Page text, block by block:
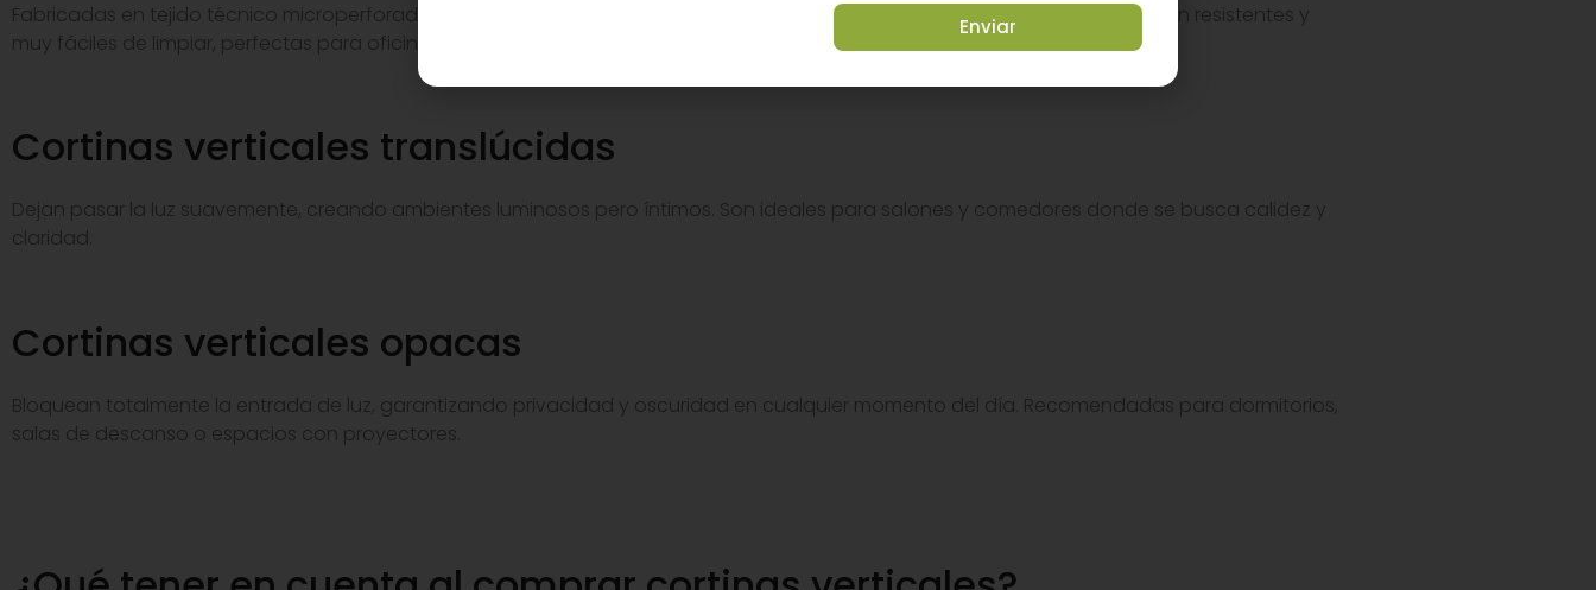
Fabricadas en tejido técnico microperforado, filtran la luz y reducen los reflejos, manteniendo la visibilidad hacia el exterior. Son resistentes y
muy fáciles de limpiar, perfectas para oficinas o salones con mucho sol.
Cortinas verticales translúcidas
Dejan pasar la luz suavemente, creando ambientes luminosos pero íntimos. Son ideales para salones y comedores donde se busca calidez y
claridad.
Cortinas verticales opacas
Bloquean totalmente la entrada de luz, garantizando privacidad y oscuridad en cualquier momento del día. Recomendadas para dormitorios,
salas de descanso o espacios con proyectores.
Enviar